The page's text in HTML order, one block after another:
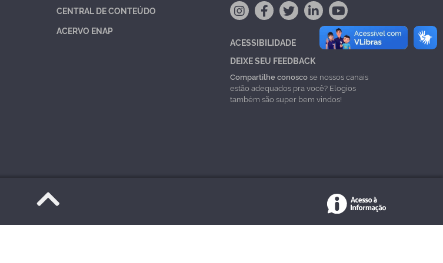
CENTRAL DE CONTEÚDO
ACERVO ENAP
ACESSIBILIDADE
DEIXE SEU FEEDBACK
Compartilhe conoscose nossos canais
estão adequados pra você? Elogios
também são super bem vindos!